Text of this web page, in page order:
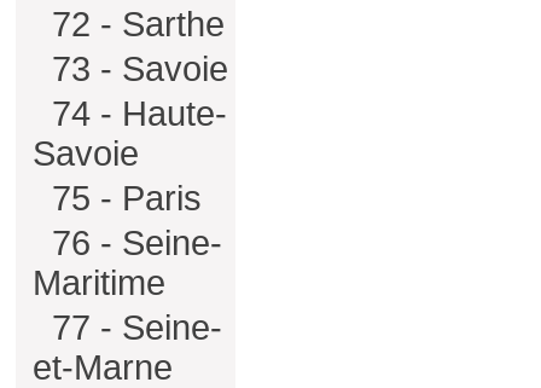
72 - Sarthe
73 - Savoie
74 - Haute-
Savoie
75 - Paris
76 - Seine-
Maritime
77 - Seine-
et-Marne